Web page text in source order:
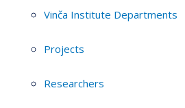
Vinča Institute Departments
Projects
Researchers